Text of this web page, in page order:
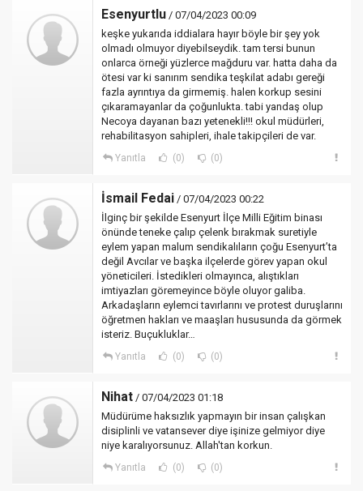
Esenyurtlu / 07/04/2023 00:09
keşke yukarıda iddialara hayır böyle bir şey yok
olmadı olmuyor diyebilseydik. tam tersi bunun
onlarca örneği yüzlerce mağduru var. hatta daha da
ötesi var ki sanırım sendika teşkilat adabı gereği
fazla ayrıntıya da girmemiş. halen korkup sesini
çıkaramayanlar da çoğunlukta. tabi yandaş olup
Necoya dayanan bazı yetenekli!!! okul müdürleri,
rehabilitasyon sahipleri, ihale takipçileri de var.
Yanıtla (0) (0)
İsmail Fedai / 07/04/2023 00:22
İlginç bir şekilde Esenyurt İlçe Milli Eğitim binası
önünde teneke çalıp çelenk bırakmak suretiyle
eylem yapan malum sendikalıların çoğu Esenyurt’ta
değil Avcılar ve başka ilçelerde görev yapan okul
yöneticileri. İstedikleri olmayınca, alıştıkları
imtiyazları göremeyince böyle oluyor galiba.
Arkadaşların eylemci tavırlarını ve protest duruşlarını
öğretmen hakları ve maaşları hususunda da görmek
isteriz. Buçukluklar…
Yanıtla (0) (0)
Nihat / 07/04/2023 01:18
Müdürüme haksızlık yapmayın bir insan çalışkan
disiplinli ve vatansever diye işinize gelmiyor diye
niye karalıyorsunuz. Allah'tan korkun.
Yanıtla (0) (0)